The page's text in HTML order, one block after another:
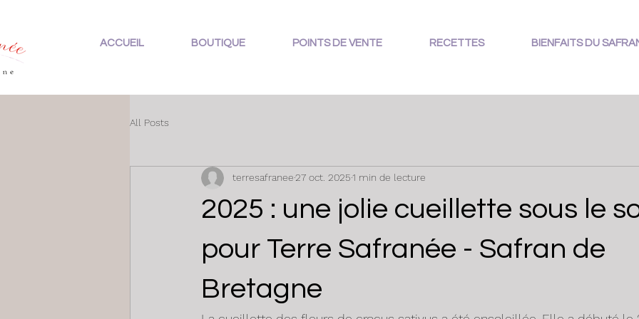
ACCUEIL BOUTIQUE POINTS DE VENTE RECETTES BIENFAITS DU
All Posts
2025 : une jolie cueillette sous le
pour Terre Safranée - Safran de
Bretagne
terresafranee27 oct. 20251 min de lecture